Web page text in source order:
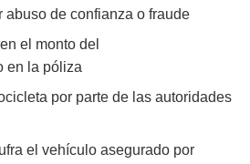
abuso de confianza o fraude
el monto del
en la póliza
por parte de las autoridades
el vehículo asegurado por